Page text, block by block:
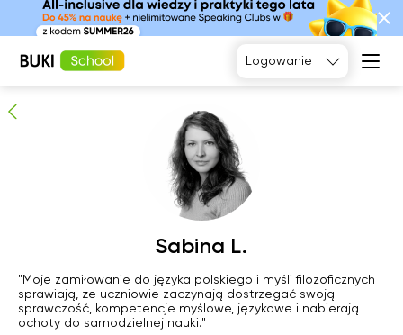
Matematyka
Język polski
francuski
Język
Logowanie
Sabina L. Sprawdzony korepetytor
Sabina L.
"Moje zamiłowanie do języka polskiego i myśli filozoficznych
sprawiają, że uczniowie zaczynają dostrzegać swoją
sprawczość, kompetencje myślowe, językowe i nabierają
ochoty do samodzielnej nauki."
pon
wto
Brak
dostępnych
Brak
dostępnych
Brak
10:00